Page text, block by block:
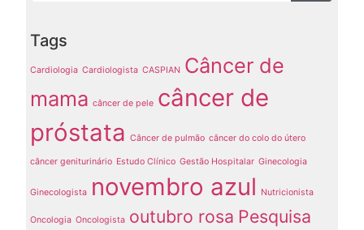
Tags
Cardiologia Cardiologista CASPIAN Câncer de
mama câncer de pele câncer de
próstata Câncer de pulmão câncer do colo do útero
câncer geniturinário Estudo Clínico Gestão Hospitalar Ginecologia
Ginecologista novembro azul Nutricionista
Oncologia Oncologista outubro rosa Pesquisa